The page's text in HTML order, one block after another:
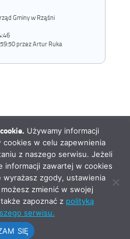
Gminy w Rząśni
przez Artur Ruka
Używamy informacji
cookies w celu zapewnienia
z naszego serwisu. Jeżeli
informacji zawartej w cookies
wyrażasz zgody, ustawienia
zmienić w swojej
zapoznać z polityką
serwisu.
SIĘ